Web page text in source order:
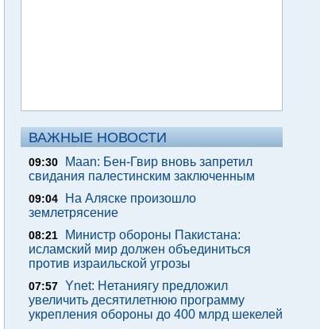
ВАЖНЫЕ НОВОСТИ
09:30
Maan: Бен-Гвир вновь запретил
свидания палестинским заключенным
09:04
На Аляске произошло
землетрясение
08:21
Министр обороны Пакистана:
исламский мир должен объединиться
против израильской угрозы
07:57 Ynet: Нетаниягу предложил
увеличить десятилетнюю программу
укрепления обороны до 400 млрд шекелей